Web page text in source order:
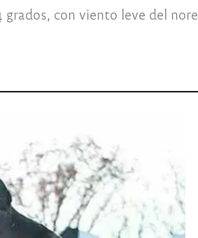
con viento leve del